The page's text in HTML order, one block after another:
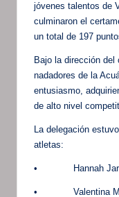
jóvenes talentos de
culminaron el
un total de 197
Bajo la dirección
nadadores de la
entusiasmo,
de alto nivel
La delegación
atletas:
• Hannah
• Valentina